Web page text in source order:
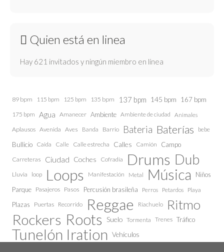
Quien está en linea
Hay 621 invitados y ningún miembro en línea
89 bpm 115 bpm 125 bpm 135 bpm 137 bpm 145 bpm 167 bpm
175 bpm Agua Amanecer Ambiente Ambiente de ciudad Animales
Aplausos Avenida Aves Banda Barrio Bateria Baterías bebe
Bullicio Caida Calle Calle estrecha Calles Camión Campo
Carreteras Ciudad Coches Cofradía Drums Dub
Lluvia loop Loops Manifestación Metal Música
Niños
Parque Pasajeros Pasos Percusión brasileña Perros Petardos Playa
Plazas Puertas Recorrido Reggae Riachuelo Ritmo
Rockers Roots Suelo Tormenta Trenes Tráfico
Tunelón Iration Vehículos